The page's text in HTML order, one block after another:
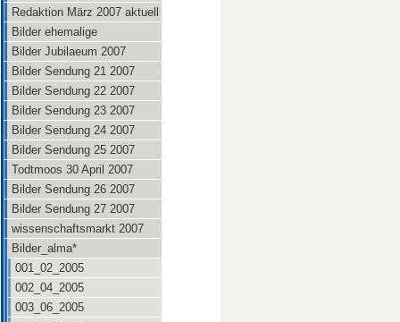
Redaktion März 2007 aktuell
Bilder ehemalige
Bilder Jubilaeum 2007
Bilder Sendung 21 2007
Bilder Sendung 22 2007
Bilder Sendung 23 2007
Bilder Sendung 24 2007
Bilder Sendung 25 2007
Todtmoos 30 April 2007
Bilder Sendung 26 2007
Bilder Sendung 27 2007
wissenschaftsmarkt 2007
Bilder_alma*
001_02_2005
002_04_2005
003_06_2005